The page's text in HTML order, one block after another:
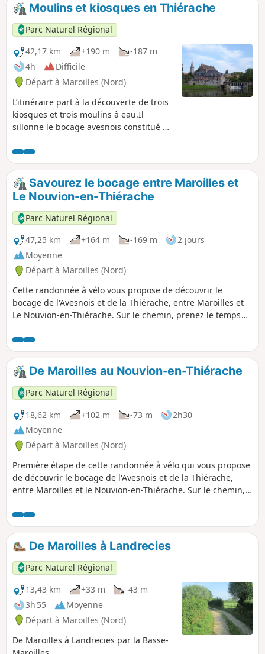
Moulins et kiosques en Thiérache
Parc Naturel Régional
42,17 km
+190 m
-187 m
4h
Difficile
Départ à Maroilles (Nord)
L’itinéraire part à la découverte de trois
kiosques et trois moulins à eau.Il
sillonne le bocage avesnois constitué de
caractéristiques au paysage de la
Thiérache. Ce parcours vallonné sera
effectué par des cyclotouristes avertis
tandis que sa variante courte sera
accessible à la famille.
Savourez le bocage entre Maroilles et
Le Nouvion-en-Thiérache
Parc Naturel Régional
47,25 km
+164 m -169 m
2 jours
Moyenne
Départ à Maroilles (Nord)
Cette randonnée à vélo vous propose de découvrir le
bocage de l'Avesnois et de la Thiérache, entre Maroilles et
Le Nouvion-en-Thiérache. Sur le chemin, prenez le temps
De Maroilles au Nouvion-en-Thiérache
Parc Naturel Régional
18,62 km
+102 m -73 m
2h30
Moyenne
Départ à Maroilles (Nord)
Première étape de cette randonnée à vélo qui vous propose
de découvrir le bocage de l'Avesnois et de la Thiérache,
entre Maroilles et le Nouvion-en-Thiérache. Sur le chemin,
De Maroilles à Landrecies
Parc Naturel Régional
13,43 km
+33 m
-43 m
3h 55
Moyenne
Départ à Maroilles (Nord)
De Maroilles à Landrecies par la Basse-